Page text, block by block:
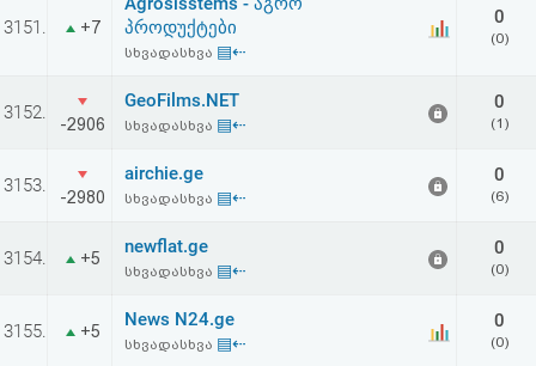
3151. +7
პროდუქტები
სხვადასხვა ▤⇠
0
(0)
3152.
-2906
GeoFilms.NET
სხვადასხვა ▤⇠
0
(1)
3153.
-2980
airchie.ge
სხვადასხვა ▤⇠
0
(6)
3154. +5
newflat.ge
სხვადასხვა ▤⇠
0
(0)
3155. +5
News N24.ge
სხვადასხვა ▤⇠
0
(0)